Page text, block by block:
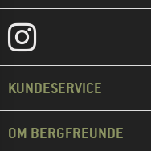
KUNDESERVICE
OM BERGFREUNDE